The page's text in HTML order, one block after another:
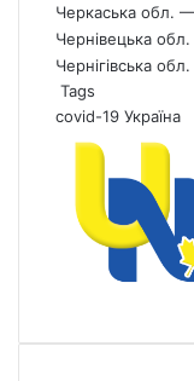
Черкаська обл.
Чернівецька
Чернігівська
Tags
covid-19 Україна